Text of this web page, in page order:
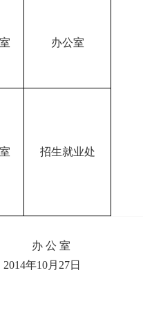
办公室
招生就业处
办 公 室
2014年10月27日